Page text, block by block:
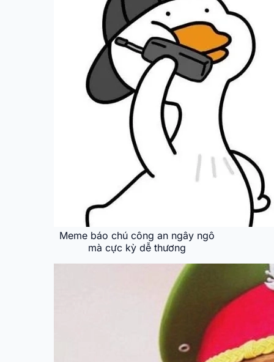
Meme báo chú công an ngây ngô
mà cực kỳ dễ thương